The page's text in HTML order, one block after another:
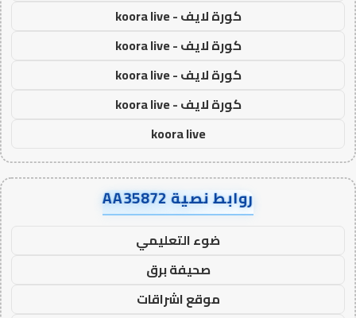
كورة لايف - koora live
كورة لايف - koora live
كورة لايف - koora live
كورة لايف - koora live
koora live
روابط نصية AA35872
ضوء التعليمي
صحيفة برق
موقع اشراقات